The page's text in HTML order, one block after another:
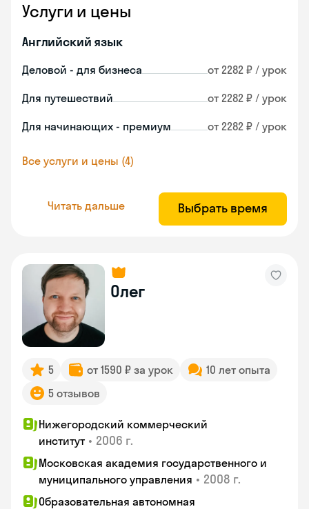
Услуги и цены
Английский язык
Деловой - для бизнеса от 2282 ₽ / урок
Для путешествий от 2282 ₽ / урок
Для начинающих - премиум от 2282 ₽ / урок
Все услуги и цены (4)
Читать дальше Выбрать время
Олег
5 от 1590 ₽ за урок
10 лет опыта
5 отзывов
Нижегородский коммерческий
институт • 2006 г.
Московская академия государственного и
муниципального управления • 2008 г.
Образовательная автономная